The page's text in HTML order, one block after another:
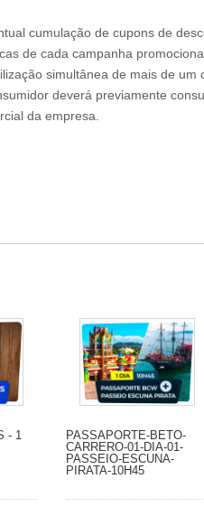
cumulação de cupons de
de cada campanha
simultânea de mais de um
deverá previamente
- 1
PASSAPORTE-BETO-
CARRERO-01-DIA-01-
PASSEIO-ESCUNA-
PIRATA-10H45